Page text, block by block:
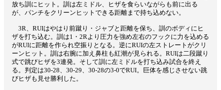
放ち訓にヒット。訓は左ミドル、ヒザを食らいながらも前に出る
が、パンチをクリーンヒットできる距離まで持ち込めない。
3R、RUIはやはり前蹴り・ジャブと距離を保ち、訓のボディにヒ
ザを打ち込む。訓は1・2Rより圧力を強め左右のフックに力を込める
がRUIに距離を作られ空振りとなる。逆にRUIの左ストレートがクリ
ーンヒット。訓は右腕に加え鼻柱も紅潮が見られる。RUIは二段蹴り
式で跳びヒザを3連発。そして訓に左ミドルを打ち込み試合を終え
る。判定は30-28、30-29、30-28の3-0でRUI。巨体を感じさせない跳
びヒザも見せ勝利した。